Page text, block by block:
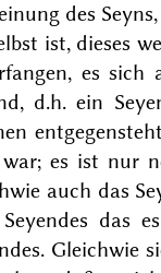
des
ist, dieses
es sich
d.h. ein
war; es ist nur
auch das
das
Gleichwie